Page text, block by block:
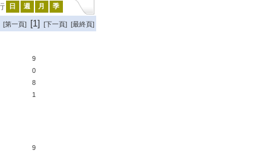
日 週 月 季
[第一頁] [1] [下一頁] [最終頁]
9
0
8
1
9